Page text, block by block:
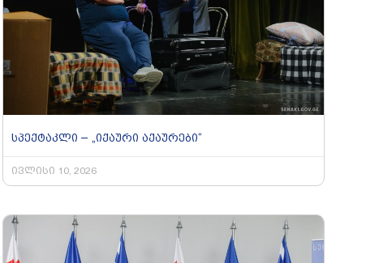
სპექტაკლი – „იქაური აქაურები“
ივლისი 10, 2026